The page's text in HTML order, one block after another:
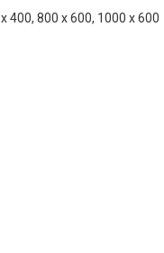
400, 800 x 600, 1000 x 600